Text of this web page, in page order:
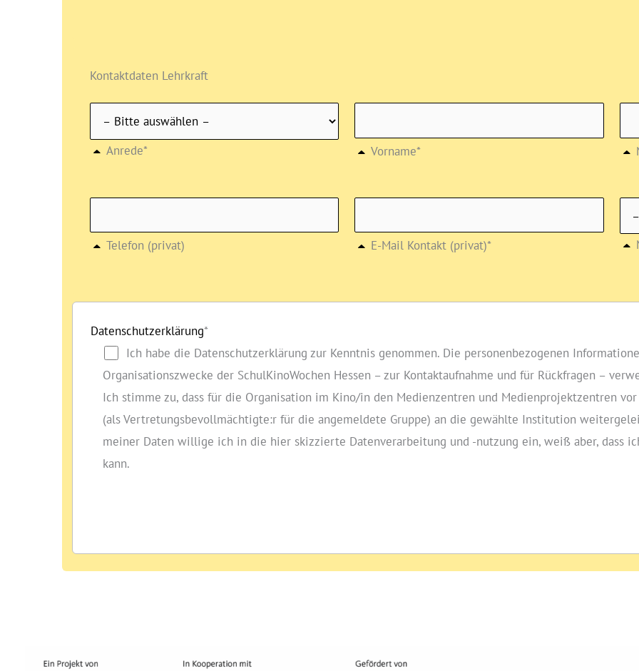
Kontaktdaten Lehrkraft
Anrede* Vorname*
Telefon (privat) E-Mail Kontakt (privat)*
Datenschutzerklärung*
Ich habe die Datenschutzerklärung zur Kenntnis genommen. Die personenbezogenen
Organisationszwecke der SchulKinoWochen Hessen – zur Kontaktaufnahme und für Rückfragen –
Ich stimme zu, dass für die Organisation im Kino/in den Medienzentren und Medienprojektzentren
(als Vertretungsbevollmächtigte:r für die angemeldete Gruppe) an die gewählte Institution
meiner Daten willige ich in die hier skizzierte Datenverarbeitung und ‑nutzung ein, weiß aber, dass
kann.